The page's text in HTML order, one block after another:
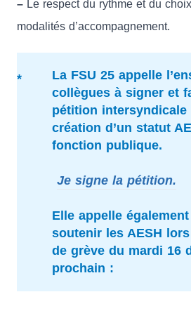
– Le respect du rythme et du
modalités d’accompagnement.
La FSU 25 appelle
collègues à signer et
pétition intersyndicale
création d’un statut
fonction publique.
Je signe la pétition.
Elle appelle
soutenir les AESH
de grève du mardi 16
prochain :